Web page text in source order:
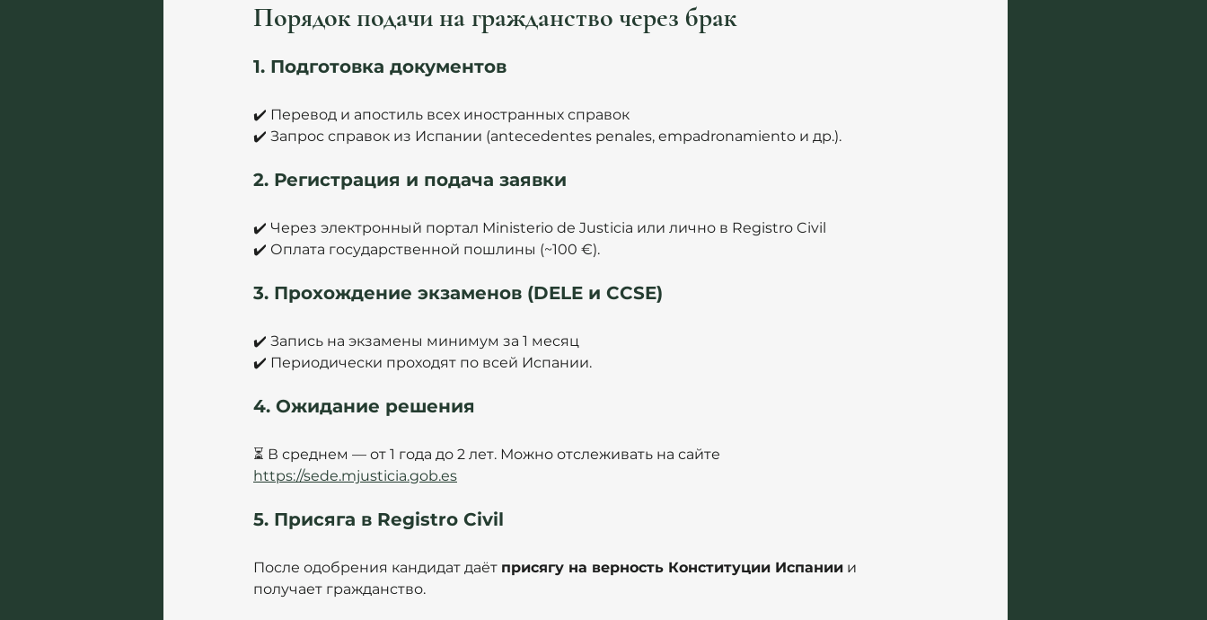
Порядок подачи на гражданство через брак
1. Подготовка документов
✔️ Перевод и апостиль всех иностранных справок
✔️ Запрос справок из Испании (antecedentes penales, empadronamiento и др.).
2. Регистрация и подача заявки
✔️ Через электронный портал Ministerio de Justicia или лично в Registro Civil
✔️ Оплата государственной пошлины (~100 €).
3. Прохождение экзаменов (DELE и CCSE)
✔️ Запись на экзамены минимум за 1 месяц
✔️ Периодически проходят по всей Испании.
4. Ожидание решения
⏳ В среднем — от 1 года до 2 лет. Можно отслеживать на сайте
https://sede.mjusticia.gob.es
5. Присяга в Registro Civil
После одобрения кандидат даёт присягу на верность Конституции Испании и
получает гражданство.